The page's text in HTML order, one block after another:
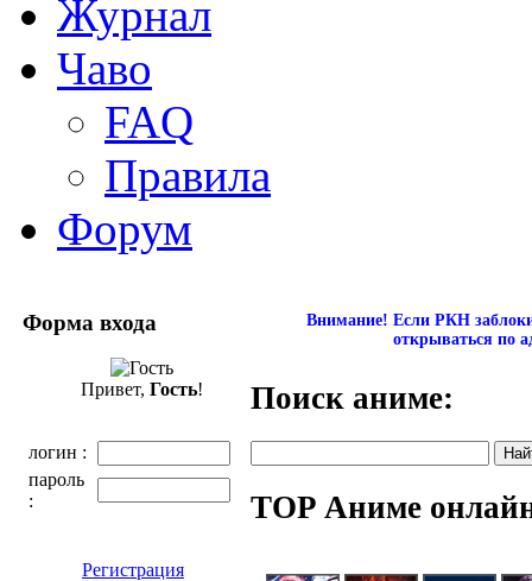
Журнал
Чаво
FAQ
Правила
Форум
Форма входа
Привет, Гость!
логин :
пароль
:
Регистрация
Внимание! Если РКН
открываться по
Поиск аниме:
TOP Аниме